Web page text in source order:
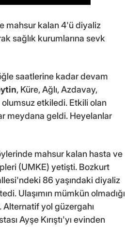
mahsur kalan 4'ü diyaliz
sağlık kurumlarına sevk
saatlerine kadar devam
, Küre, Ağlı, Azdavay,
olumsuz etkiledi. Etkili olan
meydana geldi. Heyelanlar
mahsur kalan hasta ve
(UMKE) yetişti. Bozkurt
86 yaşındaki diyaliz
Ulaşımın mümkün olmadığı
yol güzergahı
Ayşe Kırıştı'yı evinden